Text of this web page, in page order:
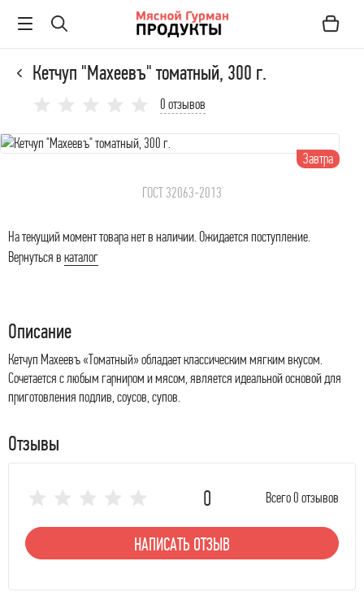
Кетчуп "Махеевъ" томатный, 300 г.
0 отзывов
Завтра
ГОСТ 32063-2013
На текущий момент товара нет в наличии. Ожидается поступление.
Вернуться в каталог
Описание
Кетчуп Махеевъ «Томатный» обладает классическим мягким вкусом.
Сочетается с любым гарниром и мясом, является идеальной основой для
приготовления подлив, соусов, супов.
Отзывы
0 Всего 0 отзывов
НАПИСАТЬ ОТЗЫВ